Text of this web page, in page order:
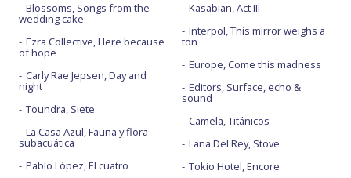
Blossoms, Songs from the
wedding cake
Ezra Collective, Here because
of hope
Carly Rae Jepsen, Day and
night
Toundra, Siete
La Casa Azul, Fauna y flora
subacuática
Pablo López, El cuatro
Kasabian, Act III
Interpol, This mirror weighs a
ton
Europe, Come this madness
Editors, Surface, echo &
sound
Camela, Titánicos
Lana Del Rey, Stove
Tokio Hotel, Encore